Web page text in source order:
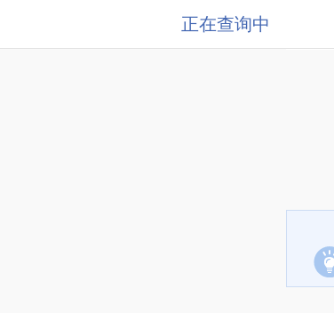
正在查询中